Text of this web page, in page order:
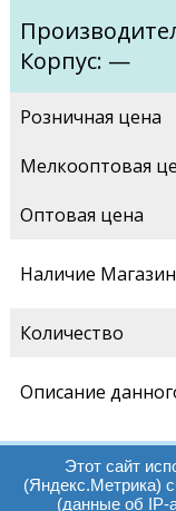
Корпус: —
Розничная цена
Мелкооптовая
Оптовая цена
Наличие
Количество
Описание
Этот сайт
(Яндекс.Метрика)
(данные об IP-